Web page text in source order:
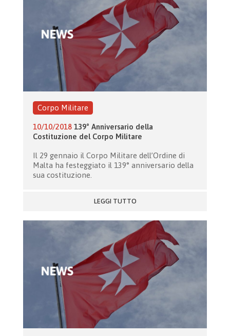
Corpo Militare
10/10/2018 139° Anniversario della
Costituzione del Corpo Militare
Il 29 gennaio il Corpo Militare dell’Ordine di
Malta ha festeggiato il 139° anniversario della
sua costituzione.
LEGGI TUTTO